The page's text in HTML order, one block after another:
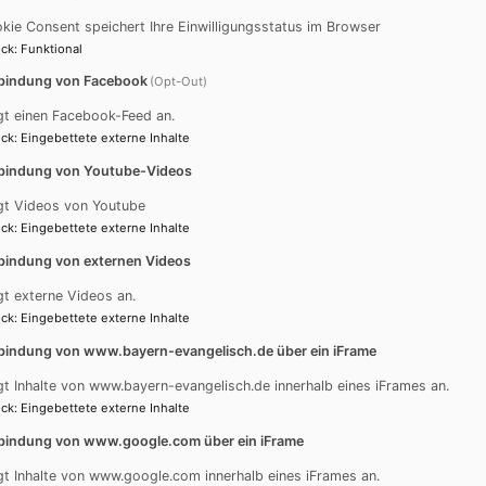
Posaunenchor, Dekanatskantorin ...
20 Uhr im Gemeindehaus von St. Johannis. Neben der
und Sänger angehören, die Ausgestaltung von
Consent speichert Ihre Einwilligungsstatus im Browser
: Funktional
von Facebook (Opt-Out)
einen Facebook-Feed an.
: Eingebettete externe Inhalte
von Youtube-Videos
Videos von Youtube
: Eingebettete externe Inhalte
von externen Videos
externe Videos an.
: Eingebettete externe Inhalte
von www.bayern-evangelisch.de über ein iFrame
Inhalte von www.bayern-evangelisch.de innerhalb eines iFrames an.
: Eingebettete externe Inhalte
von www.google.com über ein iFrame
Inhalte von www.google.com innerhalb eines iFrames an.